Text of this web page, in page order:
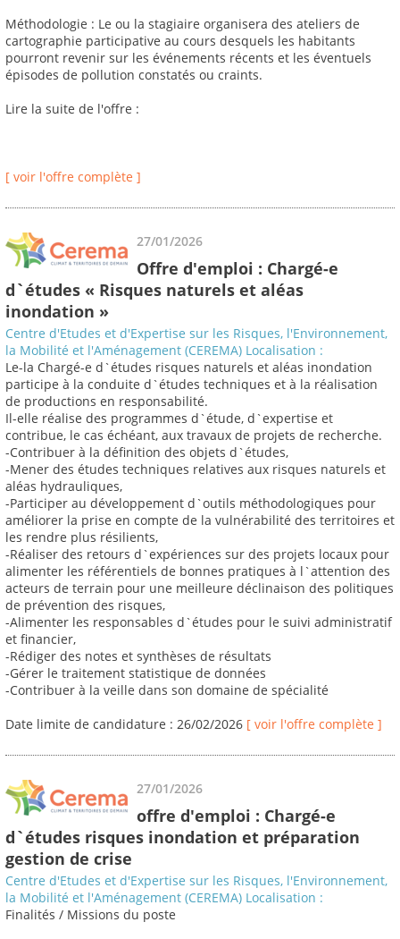
Méthodologie : Le ou la stagiaire organisera des ateliers de
cartographie participative au cours desquels les habitants
pourront revenir sur les événements récents et les éventuels
épisodes de pollution constatés ou craints.
Lire la suite de l'offre :
[ voir l'offre complète ]
27/01/2026
Offre d'emploi : Chargé-e
d`études « Risques naturels et aléas
inondation »
Centre d'Etudes et d'Expertise sur les Risques, l'Environnement,
la Mobilité et l'Aménagement (CEREMA) Localisation :
Le-la Chargé-e d`études risques naturels et aléas inondation
participe à la conduite d`études techniques et à la réalisation
de productions en responsabilité.
Il-elle réalise des programmes d`étude, d`expertise et
contribue, le cas échéant, aux travaux de projets de recherche.
-Contribuer à la définition des objets d`études,
-Mener des études techniques relatives aux risques naturels et
aléas hydrauliques,
-Participer au développement d`outils méthodologiques pour
améliorer la prise en compte de la vulnérabilité des territoires et
les rendre plus résilients,
-Réaliser des retours d`expériences sur des projets locaux pour
alimenter les référentiels de bonnes pratiques à l`attention des
acteurs de terrain pour une meilleure déclinaison des politiques
de prévention des risques,
-Alimenter les responsables d`études pour le suivi administratif
et financier,
-Rédiger des notes et synthèses de résultats
-Gérer le traitement statistique de données
-Contribuer à la veille dans son domaine de spécialité
Date limite de candidature : 26/02/2026 [ voir l'offre complète ]
27/01/2026
offre d'emploi : Chargé-e
d`études risques inondation et préparation
gestion de crise
Centre d'Etudes et d'Expertise sur les Risques, l'Environnement,
la Mobilité et l'Aménagement (CEREMA) Localisation :
Finalités / Missions du poste